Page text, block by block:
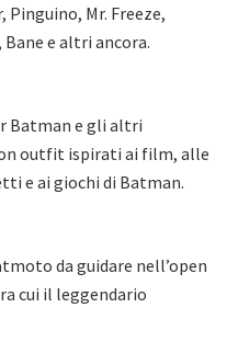
Mr. Freeze,
Bane e altri ancora.
Batman e gli altri
outfit ispirati ai film, alle
e ai giochi di Batman.
da guidare nell’open
cui il leggendario